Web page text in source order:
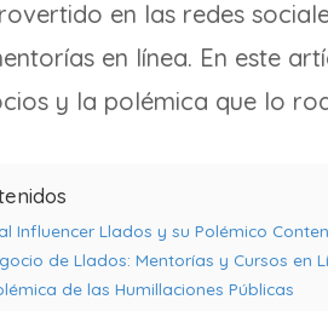
en las redes
en línea. En este
y la polémica que lo
Influencer Llados y su Polémico
de Llados: Mentorías y Cursos en
de las Humillaciones Públicas